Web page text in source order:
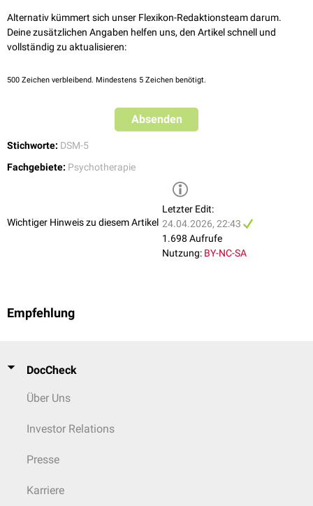
Alternativ kümmert sich unser Flexikon-Redaktionsteam darum.
Deine zusätzlichen Angaben helfen uns, den Artikel schnell und
vollständig zu aktualisieren:
500 Zeichen verbleibend. Mindestens 5 Zeichen benötigt.
Absenden
Stichworte: DSM-5
Fachgebiete: Psychotherapie
Wichtiger Hinweis zu diesem Artikel
Letzter Edit:
24.04.2026, 22:43
1.698 Aufrufe
Nutzung: BY-NC-SA
Empfehlung
DocCheck
Über Uns
Investor Relations
Presse
Karriere